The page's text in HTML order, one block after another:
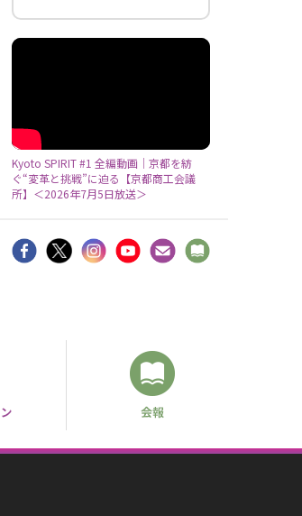
Kyoto SPIRIT #1 全編動画｜京都を紡
ぐ“変革と挑戦”に迫る【京都商工会議
所】＜2026年7月5日放送＞